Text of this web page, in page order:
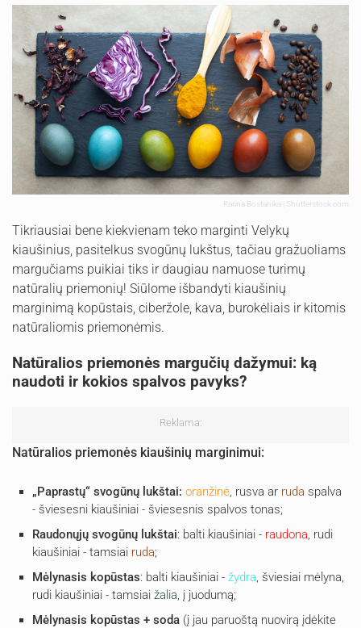
Karina Bostanika | Shutterstock.com
Tikriausiai bene kiekvienam teko marginti Velykų
kiaušinius, pasitelkus svogūnų lukštus, tačiau gražuoliams
margučiams puikiai tiks ir daugiau namuose turimų
natūralių priemonių! Siūlome išbandyti kiaušinių
marginimą kopūstais, ciberžole, kava, burokėliais ir kitomis
natūraliomis priemonėmis.
Natūralios priemonės margučių dažymui: ką
naudoti ir kokios spalvos pavyks?
Reklama:
Natūralios priemonės kiaušinių marginimui:
„Paprastų“ svogūnų lukštai: oranžinė, rusva ar ruda spalva
- šviesesni kiaušiniai - šviesesnis spalvos tonas;
Raudonųjų svogūnų lukštai: balti kiaušiniai - raudona, rudi
kiaušiniai - tamsiai ruda;
Mėlynasis kopūstas: balti kiaušiniai - žydra, šviesiai mėlyna,
rudi kiaušiniai - tamsiai žalia, į juodumą;
Mėlynasis kopūstas + soda (į jau paruoštą nuovirą įdėkite